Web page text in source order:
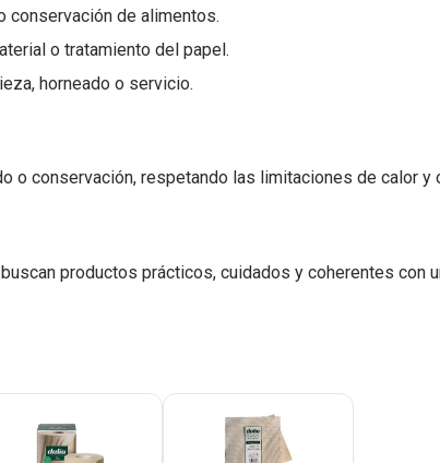
conservación de alimentos.
o tratamiento del papel.
horneado o servicio.
o conservación, respetando las limitaciones de calor y
productos prácticos, cuidados y coherentes con